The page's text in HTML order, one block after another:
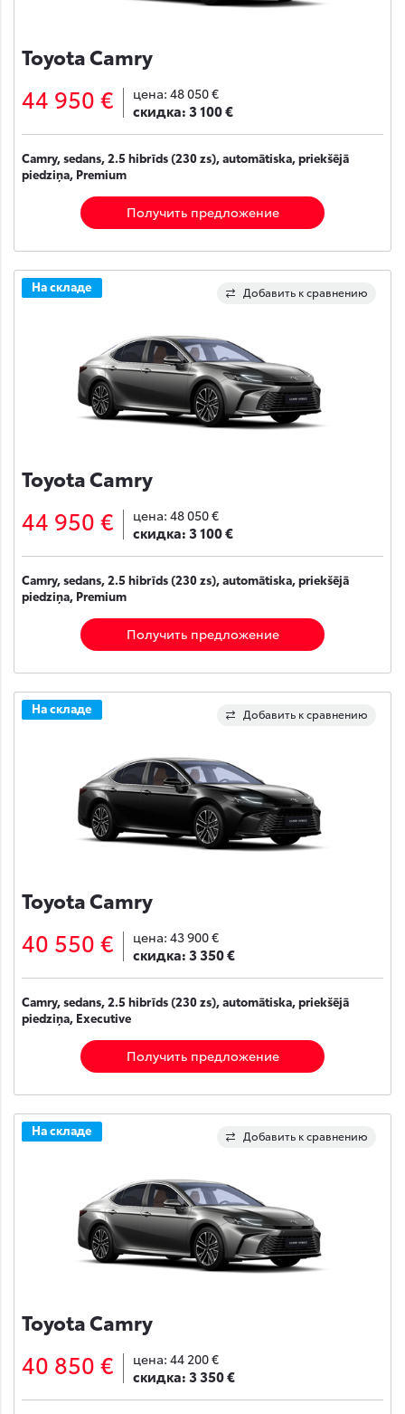
Toyota Camry
44 950 € цена: 48 050 €
скидка:3 100 €
Camry, sedans, 2.5 hibrīds (230 zs), automātiska, priekšējā
piedziņa, Premium
Получить предложение
Добавить к сравнению
На складе
Toyota Camry
44 950 € цена: 48 050 €
скидка:3 100 €
Camry, sedans, 2.5 hibrīds (230 zs), automātiska, priekšējā
piedziņa, Premium
Получить предложение
Добавить к сравнению
На складе
Toyota Camry
40 550 € цена: 43 900 €
скидка:3 350 €
Camry, sedans, 2.5 hibrīds (230 zs), automātiska, priekšējā
piedziņa, Executive
Получить предложение
Добавить к сравнению
На складе
Toyota Camry
40 850 € цена: 44 200 €
скидка:3 350 €